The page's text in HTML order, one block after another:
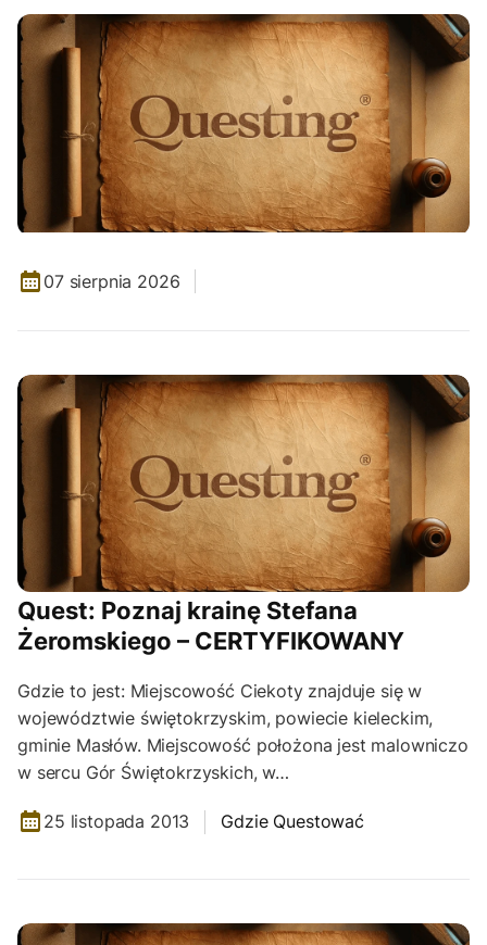
07 sierpnia 2026
Quest: Poznaj krainę Stefana
Żeromskiego – CERTYFIKOWANY
Gdzie to jest: Miejscowość Ciekoty znajduje się w
województwie świętokrzyskim, powiecie kieleckim,
gminie Masłów. Miejscowość położona jest malowniczo
w sercu Gór Świętokrzyskich, w…
25 listopada 2013 Gdzie Questować